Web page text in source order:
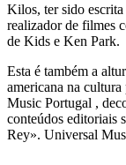
Kilos, ter sido
realizador de filmes
de Kids e Ken Park.
Esta é também a
americana na
Music Portugal ,
conteúdos editoriais
Rey». Universal